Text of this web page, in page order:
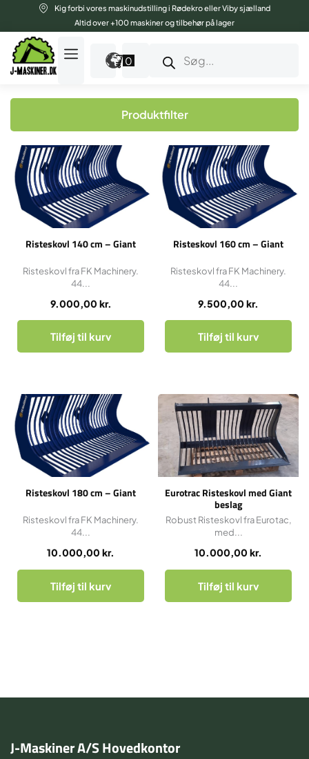
indholdet
Kig forbi vores maskinudstilling i Rødekro eller Viby sjælland
Altid over +100 maskiner og tilbehør på lager
0
Produktfilter
Risteskovl 140 cm – Giant
9.000,00 kr.
Risteskovl fra FK Machinery.
44...
Tilføj til kurv
Risteskovl 160 cm – Giant
9.500,00 kr.
Risteskovl fra FK Machinery.
44...
Tilføj til kurv
Risteskovl 180 cm – Giant
10.000,00 kr.
Risteskovl fra FK Machinery.
44...
Tilføj til kurv
Eurotrac Risteskovl med Giant
beslag
10.000,00 kr.
Robust Risteskovl fra Eurotac,
med...
Tilføj til kurv
J-Maskiner A/S Hovedkontor